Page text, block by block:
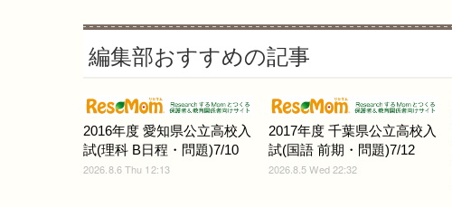
編集部おすすめの記事
2016年度 愛知県公立高校入
試(理科 B日程・問題)7/10
2026.8.6 Thu 12:13
2017年度 千葉県公立高校入
試(国語 前期・問題)7/12
2026.8.5 Wed 22:32